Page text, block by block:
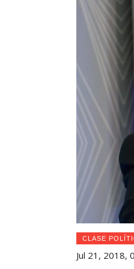
CLASE
Jul 21, 2018,